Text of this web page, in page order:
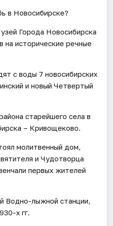
в Новосибирске?
Города Новосибирска
на исторические речные
с воды 7 новосибирских
и новый Четвертый
старейшего села в
– Кривощеково.
молитвенный дом,
и Чудотворца
первых жителей
Водно-лыжной станции,
х гг.